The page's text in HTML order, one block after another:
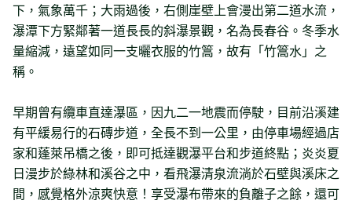
下，氣象萬千；大雨過後，右側崖壁上會漫出第二道水流，
瀑潭下方緊鄰著一道長長的斜瀑景觀，名為長春谷。冬季水
量縮減，遠望如同一支曬衣服的竹篙，故有「竹篙水」之
稱。
早期曾有纜車直達瀑區，因九二一地震而停駛，目前沿溪建
有平緩易行的石磚步道，全長不到一公里，由停車場經過店
家和蓬萊吊橋之後，即可抵達觀瀑平台和步道終點；炎炎夏
日漫步於綠林和溪谷之中，看飛瀑清泉流淌於石壁與溪床之
間，感覺格外涼爽快意！享受瀑布帶來的負離子之餘，還可